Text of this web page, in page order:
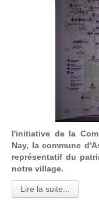
l'initiative de la
Nay, la commune
représentatif du
notre village.
Lire la suite...